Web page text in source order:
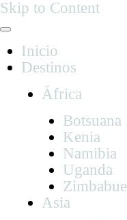
Skip to Content
Inicio
Destinos
África
Botsuana
Kenia
Namibia
Uganda
Zimbabue
Asia